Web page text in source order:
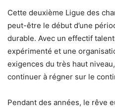
Cette deuxième Ligue des
peut-être le début d’une
durable. Avec un effectif
expérimenté et une
exigences du très haut
continuer à régner sur le
Pendant des années, le rêve